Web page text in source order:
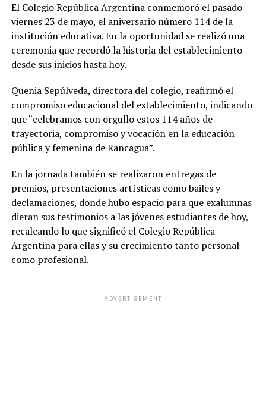
El Colegio República Argentina conmemoró el pasado
viernes 23 de mayo, el aniversario número 114 de la
institución educativa. En la oportunidad se realizó una
ceremonia que recordó la historia del establecimiento
desde sus inicios hasta hoy.
Quenia Sepúlveda, directora del colegio, reafirmó el
compromiso educacional del establecimiento, indicando
que “celebramos con orgullo estos 114 años de
trayectoria, compromiso y vocación en la educación
pública y femenina de Rancagua”.
En la jornada también se realizaron entregas de
premios, presentaciones artísticas como bailes y
declamaciones, donde hubo espacio para que exalumnas
dieran sus testimonios a las jóvenes estudiantes de hoy,
recalcando lo que significó el Colegio República
Argentina para ellas y su crecimiento tanto personal
como profesional.
ADVERTISEMENT